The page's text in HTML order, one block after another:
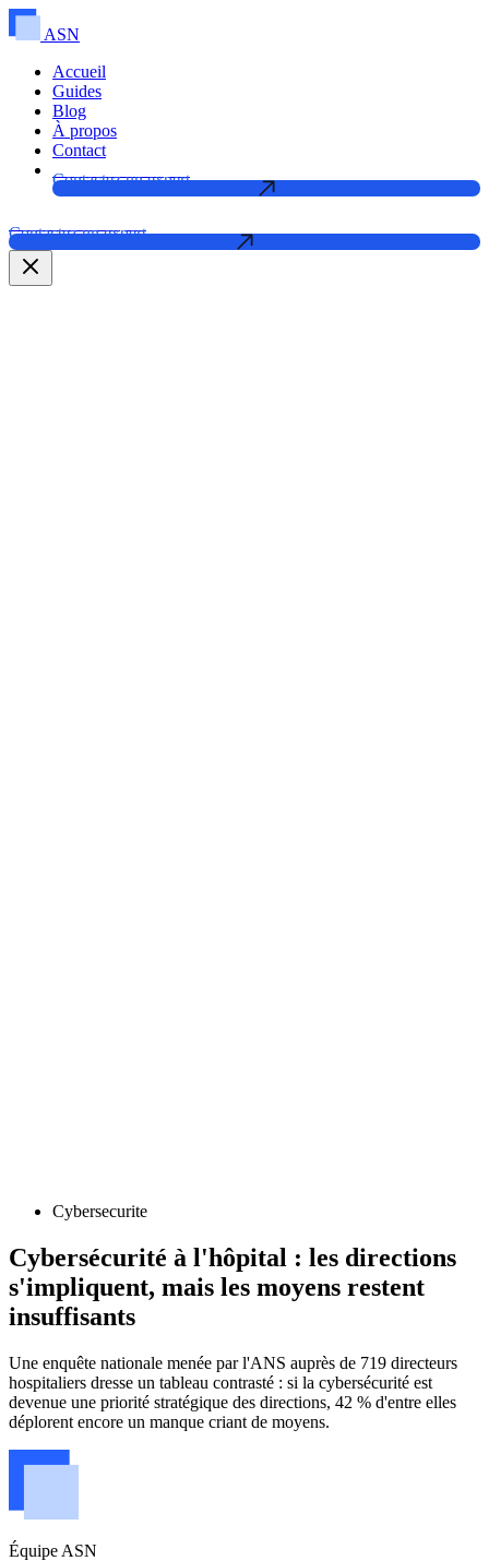
ASN
Accueil
Guides
Blog
À propos
Contact
Contactez un expert
Contactez un expert
Cybersecurite
Cybersécurité à l'hôpital : les directions
s'impliquent, mais les moyens restent
insuffisants
Une enquête nationale menée par l'ANS auprès de 719 directeurs
hospitaliers dresse un tableau contrasté : si la cybersécurité est
devenue une priorité stratégique des directions, 42 % d'entre elles
déplorent encore un manque criant de moyens.
Équipe ASN